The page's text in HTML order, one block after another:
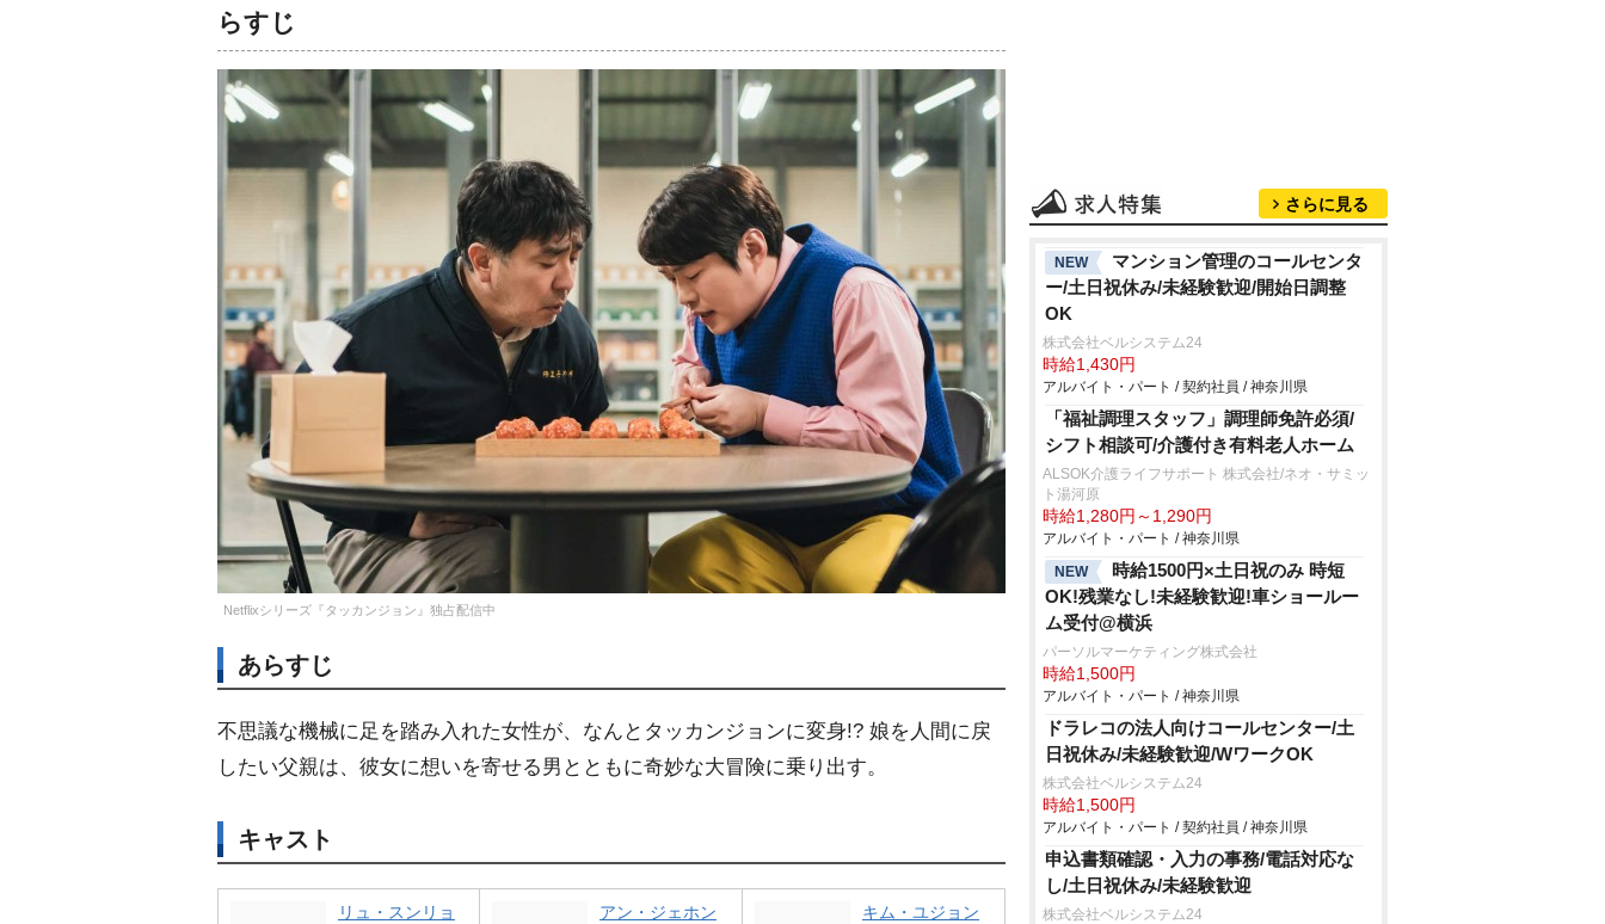
らすじ
Netflixシリーズ『タッカンジョン』独占配信中
あらすじ
不思議な機械に足を踏み入れた女性が、なんとタッカンジョンに変身!? 娘を人間に戻
したい父親は、彼女に想いを寄せる男とともに奇妙な大冒険に乗り出す。
キャスト
リュ・スンリョ
アン・ジェホン キム・ユジョン
さらに見る
NEW
マンション管理のコールセンタ
ー/土日祝休み/未経験歓迎/開始日調整
OK
株式会社ベルシステム24
時給1,430円
アルバイト・パート / 契約社員 / 神奈川県
「福祉調理スタッフ」調理師免許必須/
シフト相談可/介護付き有料老人ホーム
ALSOK介護ライフサポート 株式会社/ネオ・サミッ
ト湯河原
時給1,280円～1,290円
アルバイト・パート / 神奈川県
NEW
時給1500円×土日祝のみ 時短
OK!残業なし!未経験歓迎!車ショールー
ム受付@横浜
パーソルマーケティング株式会社
時給1,500円
アルバイト・パート / 神奈川県
ドラレコの法人向けコールセンター/土
日祝休み/未経験歓迎/WワークOK
株式会社ベルシステム24
時給1,500円
アルバイト・パート / 契約社員 / 神奈川県
申込書類確認・入力の事務/電話対応な
し/土日祝休み/未経験歓迎
株式会社ベルシステム24